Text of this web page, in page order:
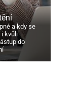
a kdy se
i kvůli
do